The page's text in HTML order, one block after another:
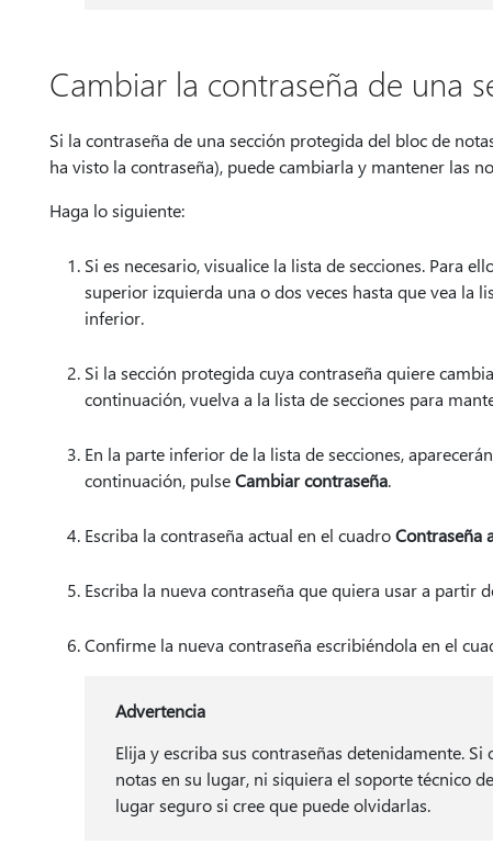
Cambiar la contraseña de una
Si la contraseña de una sección protegida del bloc de
ha visto la contraseña), puede cambiarla y mantener las
Haga lo siguiente:
Si es necesario, visualice la lista de secciones. Para
superior izquierda una o dos veces hasta que vea la
inferior.
Si la sección protegida cuya contraseña quiere
continuación, vuelva a la lista de secciones para
En la parte inferior de la lista de secciones,
continuación, pulseCambiar contraseña.
Escriba la contraseña actual en el cuadroContraseña
Escriba la nueva contraseña que quiera usar a partir
Confirme la nueva contraseña escribiéndola en el
Advertencia
Elija y escriba sus contraseñas detenidamente.
notas en su lugar, ni siquiera el soporte técnico
lugar seguro si cree que puede olvidarlas.